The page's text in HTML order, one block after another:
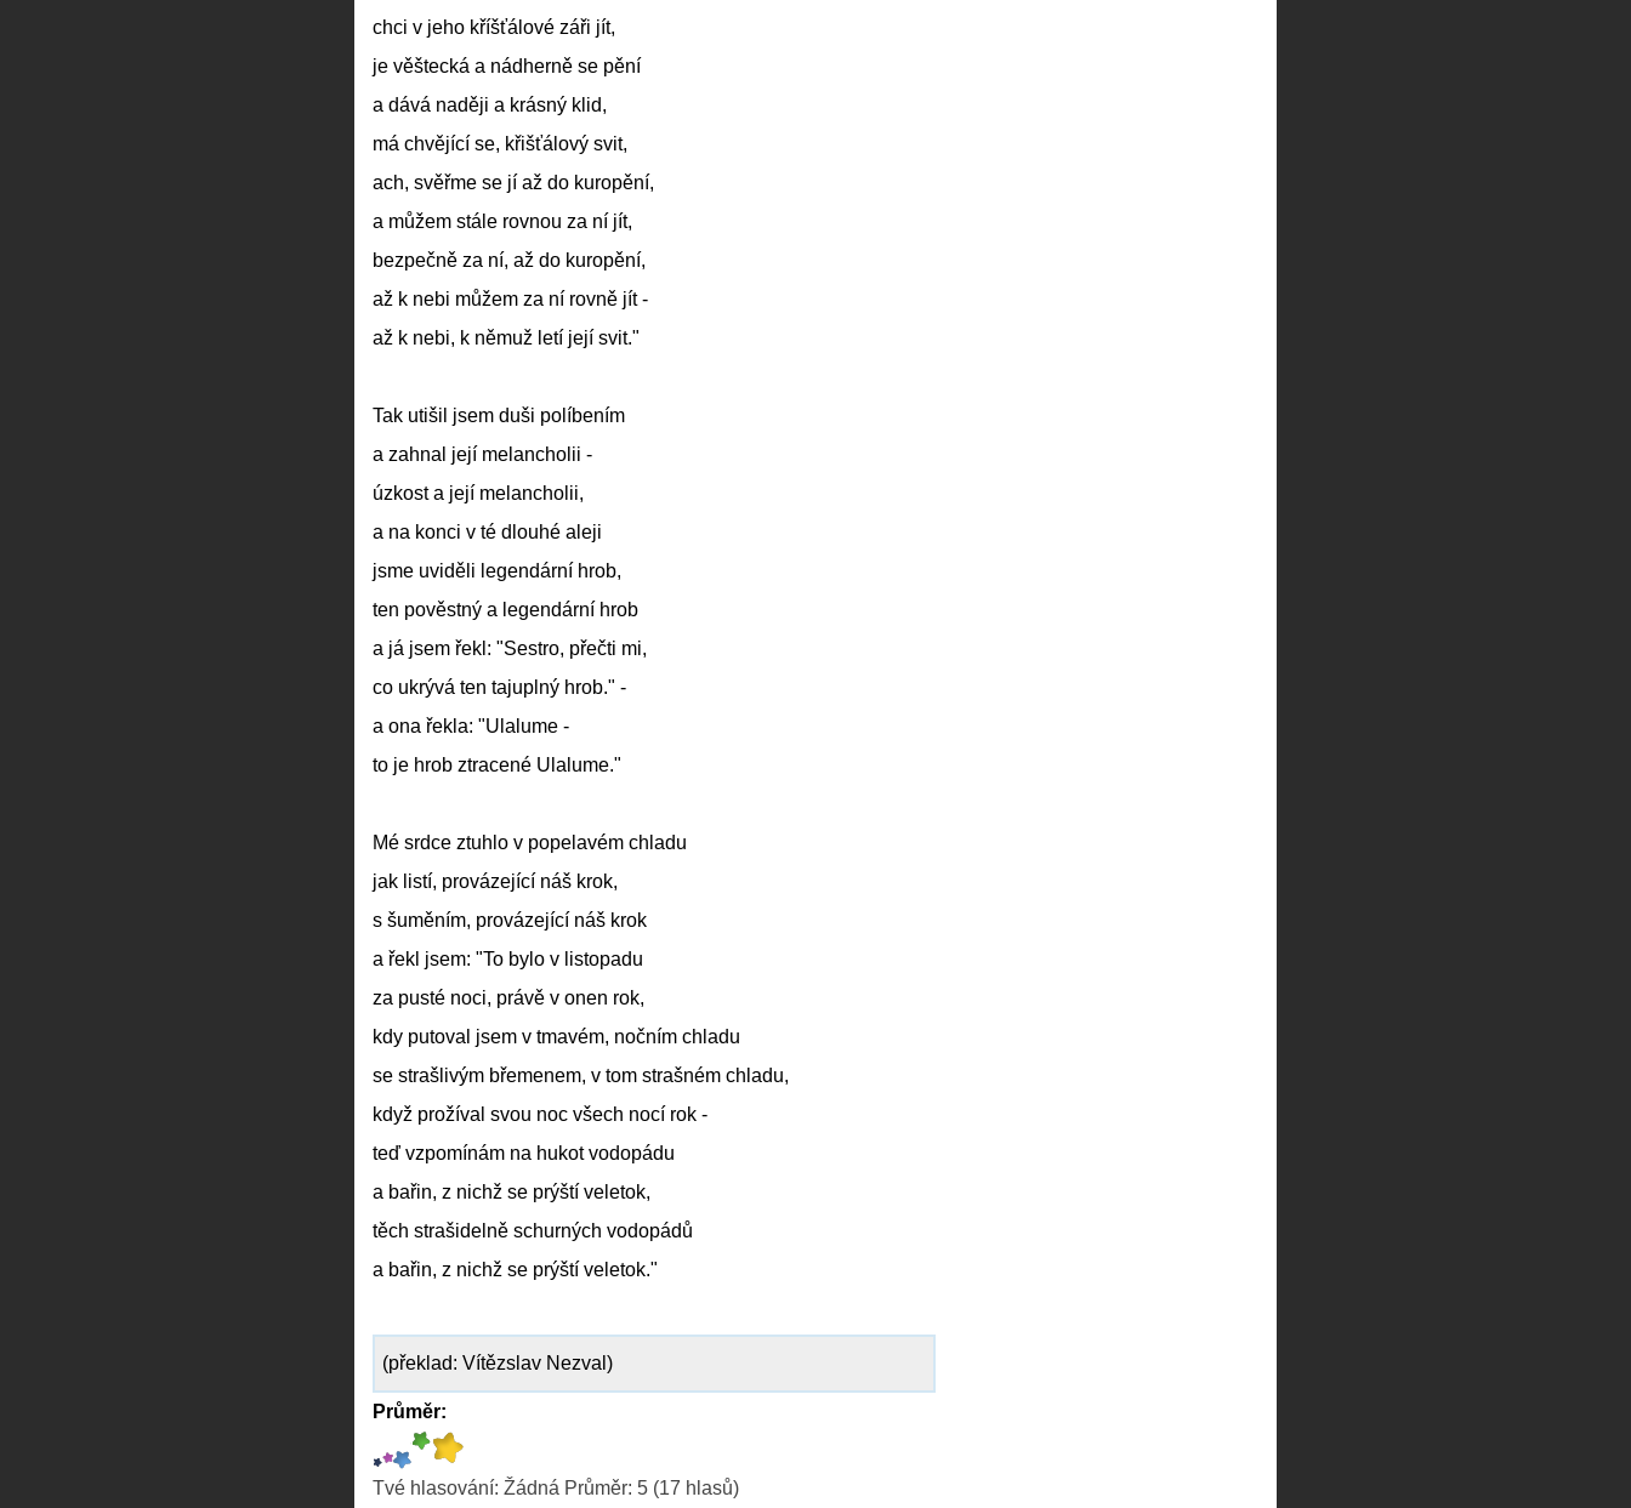
chci v jeho kříšťálové záři jít,
je věštecká a nádherně se pění
a dává naději a krásný klid,
má chvějící se, křišťálový svit,
ach, svěřme se jí až do kuropění,
a můžem stále rovnou za ní jít,
bezpečně za ní, až do kuropění,
až k nebi můžem za ní rovně jít -
až k nebi, k němuž letí její svit."
Tak utišil jsem duši políbením
a zahnal její melancholii -
úzkost a její melancholii,
a na konci v té dlouhé aleji
jsme uviděli legendární hrob,
ten pověstný a legendární hrob
a já jsem řekl: "Sestro, přečti mi,
co ukrývá ten tajuplný hrob." -
a ona řekla: "Ulalume -
to je hrob ztracené Ulalume."
Mé srdce ztuhlo v popelavém chladu
jak listí, provázející náš krok,
s šuměním, provázející náš krok
a řekl jsem: "To bylo v listopadu
za pusté noci, právě v onen rok,
kdy putoval jsem v tmavém, nočním chladu
se strašlivým břemenem, v tom strašném chladu,
když prožíval svou noc všech nocí rok -
teď vzpomínám na hukot vodopádu
a bařin, z nichž se prýští veletok,
těch strašidelně schurných vodopádů
a bařin, z nichž se prýští veletok."
(překlad: Vítězslav Nezval)
Průměr:
Tvé hlasování: Žádná Průměr: 5 (17 hlasů)